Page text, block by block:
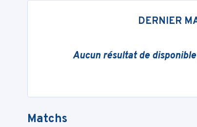
DERNIER
Aucun résultat de
Matchs